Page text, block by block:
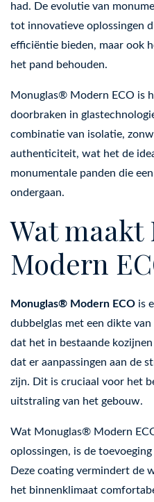
had. De evolutie van
tot innovatieve oplossingen
efficiëntie bieden, maar ook
het pand behouden.
Monuglas® Modern ECO is
doorbraken in
combinatie van isolatie,
authenticiteit, wat het de
monumentale panden die
ondergaan.
Wat
Modern
Monuglas® Modern ECO is
dubbelglas met een dikte
dat het in bestaande
dat er aanpassingen aan de
zijn. Dit is cruciaal voor het
uitstraling van het gebouw.
Wat Monuglas® Modern
oplossingen, is de
Deze coating vermindert de
het binnenklimaat